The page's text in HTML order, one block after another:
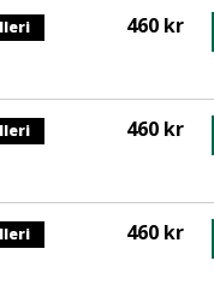
460 kr
460 kr
460 kr